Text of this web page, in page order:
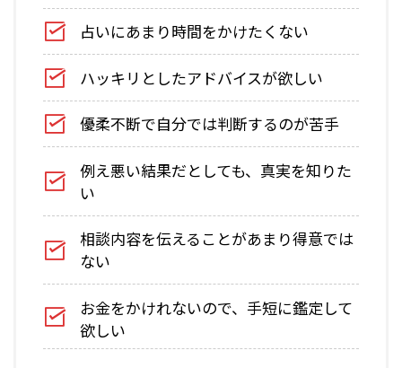
占いにあまり時間をかけたくない
ハッキリとしたアドバイスが欲しい
優柔不断で自分では判断するのが苦手
例え悪い結果だとしても、真実を知りた
い
相談内容を伝えることがあまり得意では
ない
お金をかけれないので、手短に鑑定して
欲しい